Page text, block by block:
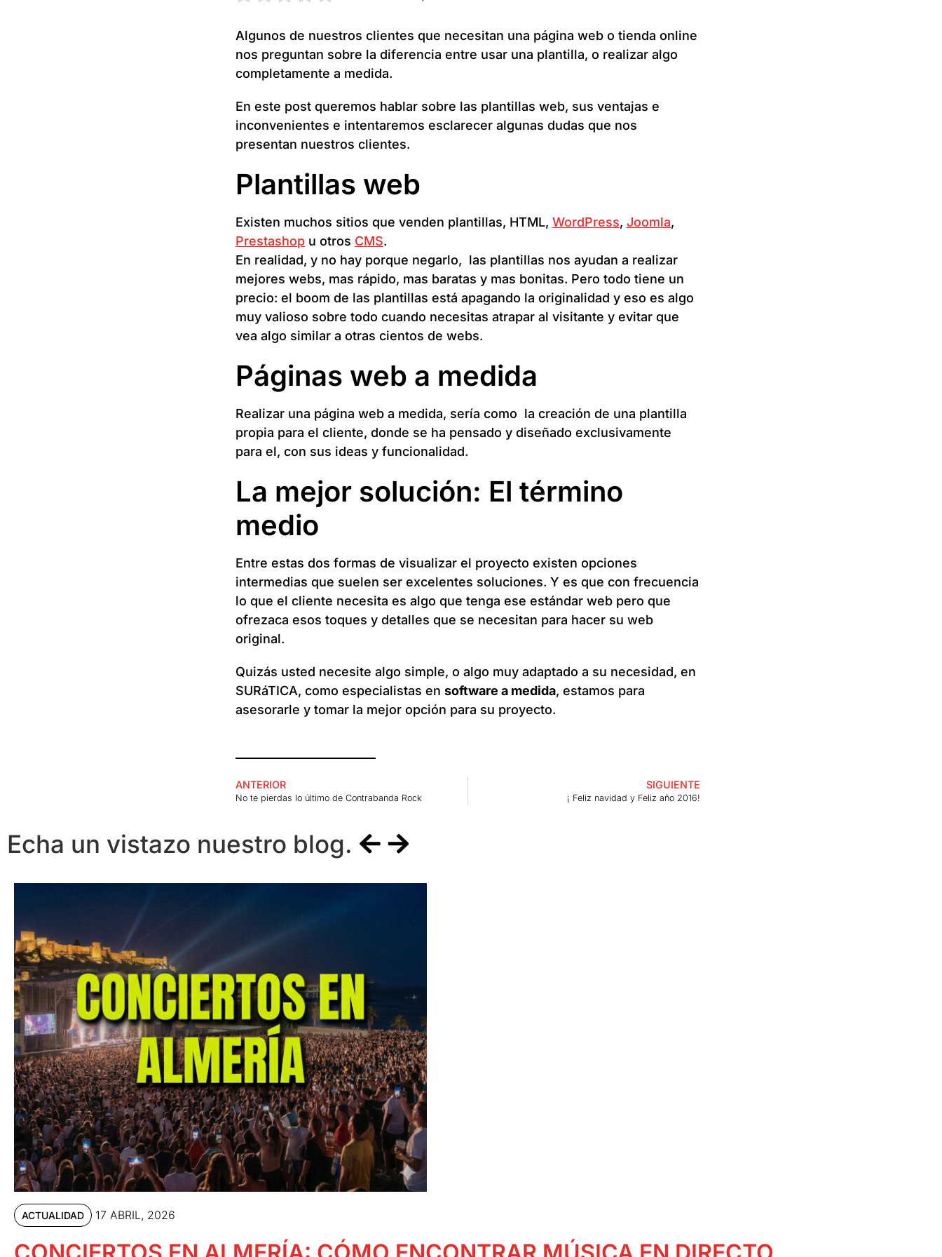
Algunos de nuestros clientes que necesitan una página web o tienda online
nos preguntan sobre la diferencia entre usar una plantilla, o realizar algo
completamente a medida.
En este post queremos hablar sobre las plantillas web, sus ventajas e
inconvenientes e intentaremos esclarecer algunas dudas que nos
presentan nuestros clientes.
Plantillas web
Existen muchos sitios que venden plantillas, HTML, WordPress, Joomla,
Prestashop u otros CMS.
En realidad, y no hay porque negarlo, las plantillas nos ayudan a realizar
mejores webs, mas rápido, mas baratas y mas bonitas. Pero todo tiene un
precio: el boom de las plantillas está apagando la originalidad y eso es algo
muy valioso sobre todo cuando necesitas atrapar al visitante y evitar que
vea algo similar a otras cientos de webs.
Páginas web a medida
Realizar una página web a medida, sería como la creación de una plantilla
propia para el cliente, donde se ha pensado y diseñado exclusivamente
para el, con sus ideas y funcionalidad.
La mejor solución: El término
medio
Entre estas dos formas de visualizar el proyecto existen opciones
intermedias que suelen ser excelentes soluciones. Y es que con frecuencia
lo que el cliente necesita es algo que tenga ese estándar web pero que
ofrezaca esos toques y detalles que se necesitan para hacer su web
original.
Quizás usted necesite algo simple, o algo muy adaptado a su necesidad, en
SURáTICA, como especialistas en software a medida, estamos para
asesorarle y tomar la mejor opción para su proyecto.
ANTERIOR
No te pierdas lo último de Contrabanda Rock
SIGUIENTE
¡ Feliz navidad y Feliz año 2016!
Echa un vistazo nuestro blog.
ACTUALIDAD 17 ABRIL, 2026